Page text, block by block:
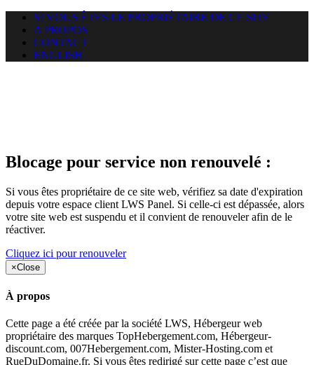
SI VOUS ÊTES LE PROPRIÉTAIRE DE CE SITE
A PROPOS
CONTACT
ENGLISH
Blocage pour service non renouvelé :
Si vous êtes propriétaire de ce site web, vérifiez sa date d'expiration
depuis votre espace client LWS Panel. Si celle-ci est dépassée, alors
votre site web est suspendu et il convient de renouveler afin de le
réactiver.
Cliquez ici pour renouveler
×Close
À propos
Cette page a été créée par la société LWS, Hébergeur web
propriétaire des marques TopHebergement.com, Hébergeur-
discount.com, 007Hebergement.com, Mister-Hosting.com et
RueDuDomaine.fr. Si vous êtes redirigé sur cette page c’est que